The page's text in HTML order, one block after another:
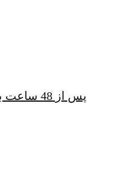
پس از 48 ساعت بمباران ولایت پکتیکا از سوی پاکستان؛ شهباز شریف همچنان خشمگین است